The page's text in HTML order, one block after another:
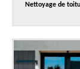
Nettoyage de